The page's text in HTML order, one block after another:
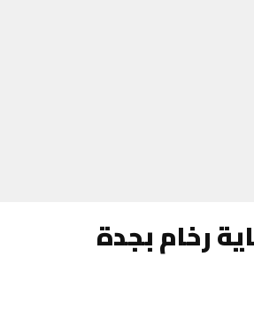
رخام بجدة